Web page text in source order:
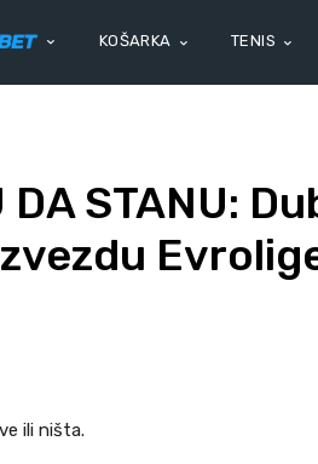
KOŠARKA TENIS
STANU:
ili ništa.